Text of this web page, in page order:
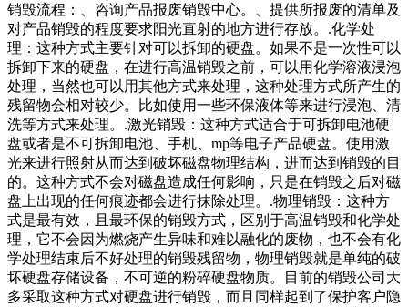
销毁流程：、咨询产品报废销毁中心。、提供所报废的清单及
对产品销毁的程度要求阳光直射的地方进行存放。.化学处
理：这种方式主要针对可以拆卸的硬盘。如果不是一次性可以
拆卸下来的硬盘，在进行高温销毁之前，可以用化学溶液浸泡
处理，当然也可以用其他方式来处理，这种处理方式所产生的
残留物会相对较少。比如使用一些环保液体等来进行浸泡、清
洗等方式来处理。.激光销毁：这种方式适合于可拆卸电池硬
盘或者是不可拆卸电池、手机、mp等电子产品硬盘。使用激
光来进行照射从而达到破坏磁盘物理结构，进而达到销毁的目
的。这种方式不会对磁盘造成任何影响，只是在销毁之后对磁
盘上出现的任何痕迹都会进行抹除处理。.物理销毁：这种方
式是最有效，且最环保的销毁方式，区别于高温销毁和化学处
理，它不会因为燃烧产生异味和难以融化的废物，也不会有化
学处理结束后不好处理的销毁残留物，物理销毁就是单纯的破
坏硬盘存储设备，不可逆的粉碎硬盘物质。目前的销毁公司大
多采取这种方式对硬盘进行销毁，而且同样起到了保护客户隐